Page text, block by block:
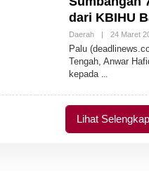
dari KBIHU
Daerah | 24 Maret
Palu
Tengah, Anwar
kepada
Lihat